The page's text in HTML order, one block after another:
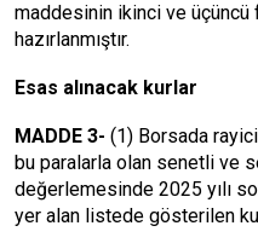
maddesinin ikinci ve üçüncü
hazırlanmıştır.
Esas alınacak kurlar
MADDE 3- (1) Borsada
bu paralarla olan senetli ve
değerlemesinde 2025 yılı
yer alan listede gösterilen